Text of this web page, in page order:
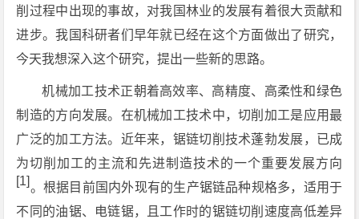
削过程中出现的事故，对我国林业的发展有着很大贡献和
进步。我国科研者们早年就已经在这个方面做出了研究，
今天我想深入这个研究，提出一些新的思路。
机械加工技术正朝着高效率、高精度、高柔性和绿色
制造的方向发展。在机械加工技术中，切削加工是应用最
广泛的加工方法。近年来，锯链切削技术蓬勃发展，已成
为切削加工的主流和先进制造技术的一个重要发展方向
[1]。根据目前国内外现有的生产锯链品种规格多，适用于
不同的油锯、电链锯，且工作时的锯链切削速度高低差异